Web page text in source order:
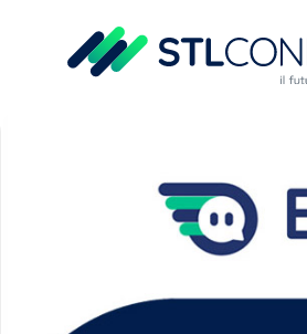
virtuale